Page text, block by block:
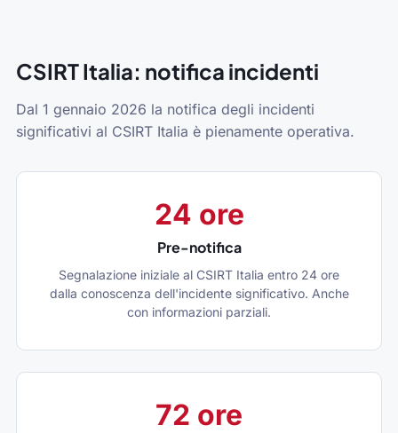
CSIRT Italia: notifica incidenti
Dal 1 gennaio 2026 la notifica degli incidenti
significativi al CSIRT Italia è pienamente operativa.
24 ore
Pre-notifica
Segnalazione iniziale al CSIRT Italia entro 24 ore
dalla conoscenza dell'incidente significativo. Anche
con informazioni parziali.
72 ore